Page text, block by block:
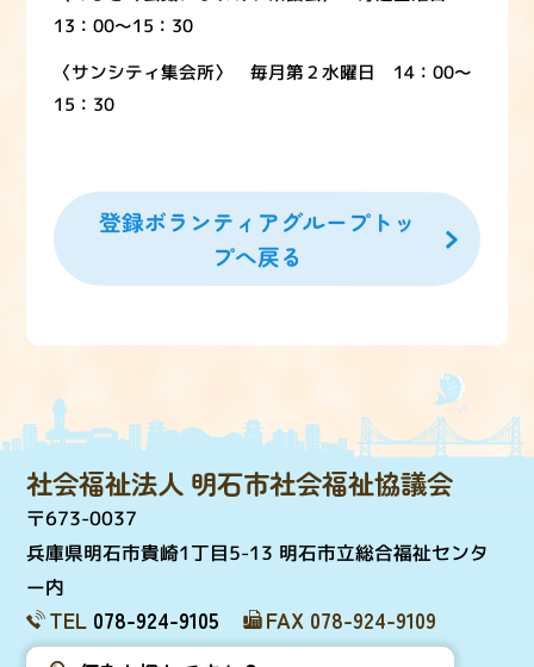
13：00～15：30
〈サンシティ集会所〉 毎月第２水曜日 14：00～
15：30
登録ボランティアグループトッ
プへ戻る
社会福祉法人 明石市社会福祉協議会
〒673-0037
兵庫県明石市貴崎1丁目5-13 明石市立総合福祉センタ
ー内
TEL 078-924-9105 FAX 078-924-9109